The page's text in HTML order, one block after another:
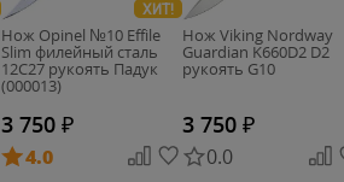
ХИТ!
Нож Opinel №10 Effile
Slim филейный сталь
12C27 рукоять Падук
(000013)
3 750 ₽
4.0
Нож Viking Nordway
Guardian K660D2 D2
рукоять G10
3 750 ₽
0.0